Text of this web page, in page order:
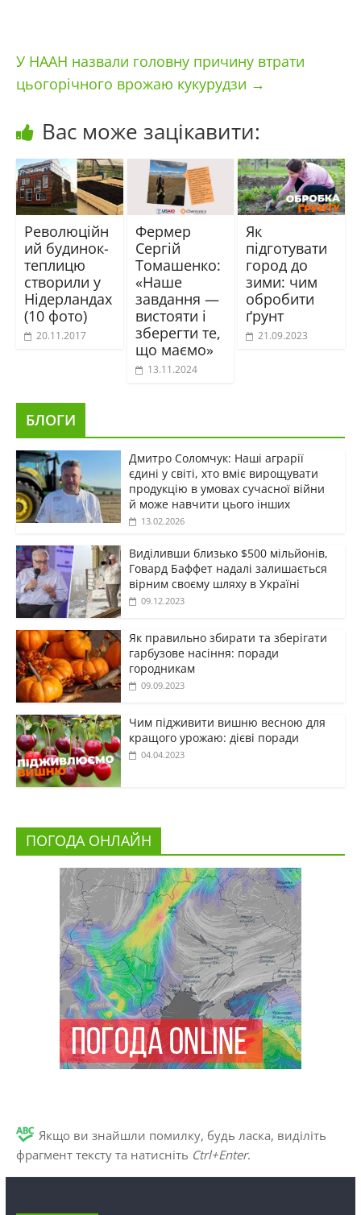
У НААН назвали головну причину втрати
цьогорічного врожаю кукурудзи →
Вас може зацікавити:
Революційн
ий будинок-
теплицю
створили у
Нідерландах
(10 фото)
20.11.2017
Фермер
Сергій
Томашенко:
«Наше
завдання —
вистояти і
зберегти те,
що маємо»
13.11.2024
Як
підготувати
город до
зими: чим
обробити
ґрунт
21.09.2023
БЛОГИ
Дмитро Соломчук: Наші аграрії
єдині у світі, хто вміє вирощувати
продукцію в умовах сучасної війни
й може навчити цього інших
13.02.2026
Виділивши близько $500 мільйонів,
Говард Баффет надалі залишається
вірним своєму шляху в Україні
09.12.2023
Як правильно збирати та зберігати
гарбузове насіння: поради
городникам
09.09.2023
Чим підживити вишню весною для
кращого урожаю: дієві поради
04.04.2023
ПОГОДА ОНЛАЙН
Якщо ви знайшли помилку, будь ласка, виділіть
фрагмент тексту та натисніть Ctrl+Enter.